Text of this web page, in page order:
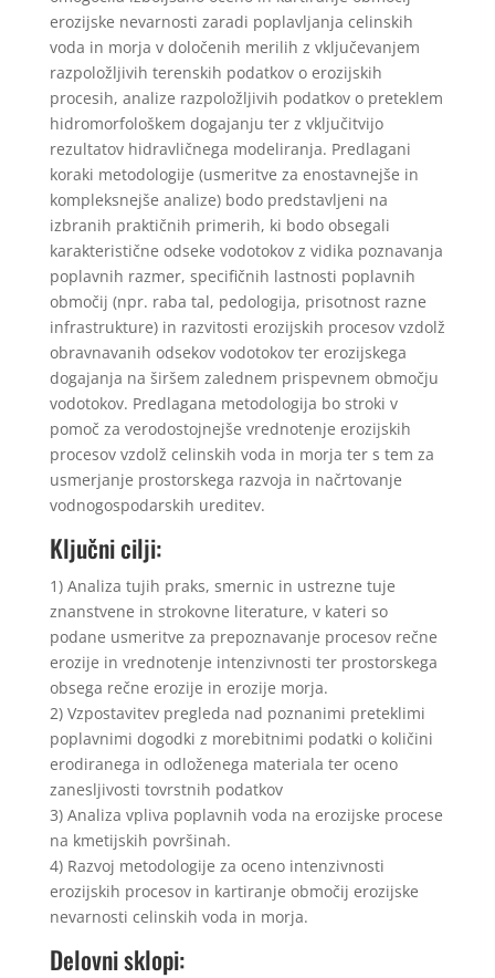
erozijske nevarnosti zaradi poplavljanja celinskih
voda in morja v določenih merilih z vključevanjem
razpoložljivih terenskih podatkov o erozijskih
procesih, analize razpoložljivih podatkov o preteklem
hidromorfološkem dogajanju ter z vključitvijo
rezultatov hidravličnega modeliranja. Predlagani
koraki metodologije (usmeritve za enostavnejše in
kompleksnejše analize) bodo predstavljeni na
izbranih praktičnih primerih, ki bodo obsegali
karakteristične odseke vodotokov z vidika poznavanja
poplavnih razmer, specifičnih lastnosti poplavnih
območij (npr. raba tal, pedologija, prisotnost razne
infrastrukture) in razvitosti erozijskih procesov vzdolž
obravnavanih odsekov vodotokov ter erozijskega
dogajanja na širšem zalednem prispevnem območju
vodotokov. Predlagana metodologija bo stroki v
pomoč za verodostojnejše vrednotenje erozijskih
procesov vzdolž celinskih voda in morja ter s tem za
usmerjanje prostorskega razvoja in načrtovanje
vodnogospodarskih ureditev.
Ključni cilji:
1) Analiza tujih praks, smernic in ustrezne tuje
znanstvene in strokovne literature, v kateri so
podane usmeritve za prepoznavanje procesov rečne
erozije in vrednotenje intenzivnosti ter prostorskega
obsega rečne erozije in erozije morja.
2) Vzpostavitev pregleda nad poznanimi preteklimi
poplavnimi dogodki z morebitnimi podatki o količini
erodiranega in odloženega materiala ter oceno
zanesljivosti tovrstnih podatkov
3) Analiza vpliva poplavnih voda na erozijske procese
na kmetijskih površinah.
4) Razvoj metodologije za oceno intenzivnosti
erozijskih procesov in kartiranje območij erozijske
nevarnosti celinskih voda in morja.
Delovni sklopi: